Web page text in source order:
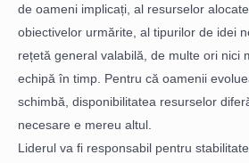
de oameni implicați, al resurselor
obiectivelor urmărite, al tipurilor de idei
rețetă general valabilă, de multe ori nici
echipă în timp. Pentru că oamenii
schimbă, disponibilitatea resurselor
necesare e mereu altul.
Liderul va fi responsabil pentru